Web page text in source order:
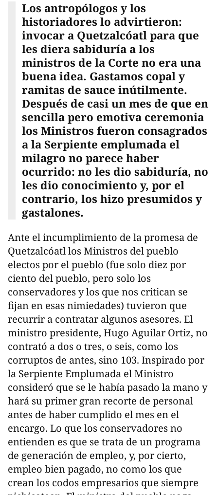
Los antropólogos y los
historiadores lo advirtieron:
invocar a Quetzalcóatl para que
les diera sabiduría a los
ministros de la Corte no era una
buena idea. Gastamos copal y
ramitas de sauce inútilmente.
Después de casi un mes de que en
sencilla pero emotiva ceremonia
los Ministros fueron consagrados
a la Serpiente emplumada el
milagro no parece haber
ocurrido: no les dio sabiduría, no
les dio conocimiento y, por el
contrario, los hizo presumidos y
gastalones.
Ante el incumplimiento de la promesa de
Quetzalcóatl los Ministros del pueblo
electos por el pueblo (fue solo diez por
ciento del pueblo, pero solo los
conservadores y los que nos critican se
fijan en esas nimiedades) tuvieron que
recurrir a contratar algunos asesores. El
ministro presidente, Hugo Aguilar Ortiz, no
contrató a dos o tres, o seis, como los
corruptos de antes, sino 103. Inspirado por
la Serpiente Emplumada el Ministro
consideró que se le había pasado la mano y
hará su primer gran recorte de personal
antes de haber cumplido el mes en el
encargo. Lo que los conservadores no
entienden es que se trata de un programa
de generación de empleo, y, por cierto,
empleo bien pagado, no como los que
crean los codos empresarios que siempre